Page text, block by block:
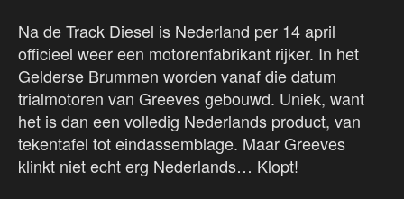
Na de Track Diesel is Nederland per 14 april
officieel weer een motorenfabrikant rijker. In het
Gelderse Brummen worden vanaf die datum
trialmotoren van Greeves gebouwd. Uniek, want
het is dan een volledig Nederlands product, van
tekentafel tot eindassemblage. Maar Greeves
klinkt niet echt erg Nederlands… Klopt!